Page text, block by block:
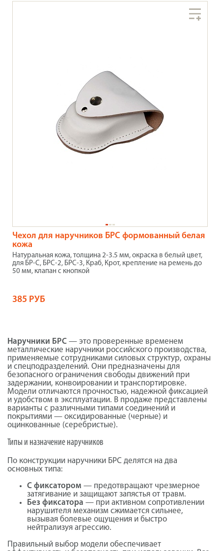
Чехол для наручников БРС формованный белая
кожа
Натуральная кожа, толщина 2-3.5 мм, окраска в белый цвет,
для БР-С, БРС-2, БРС-3, Краб, Крот, крепление на ремень до
50 мм, клапан с кнопкой
385 РУБ
Наручники БРС — это проверенные временем
металлические наручники российского производства,
применяемые сотрудниками силовых структур, охраны
и спецподразделений. Они предназначены для
безопасного ограничения свободы движений при
задержании, конвоировании и транспортировке.
Модели отличаются прочностью, надежной фиксацией
и удобством в эксплуатации. В продаже представлены
варианты с различными типами соединений и
покрытиями — оксидированные (черные) и
оцинкованные (серебристые).
Типы и назначение наручников
По конструкции наручники БРС делятся на два
основных типа:
С фиксатором — предотвращают чрезмерное
затягивание и защищают запястья от травм.
Без фиксатора — при активном сопротивлении
нарушителя механизм сжимается сильнее,
вызывая болевые ощущения и быстро
нейтрализуя агрессию.
Правильный выбор модели обеспечивает